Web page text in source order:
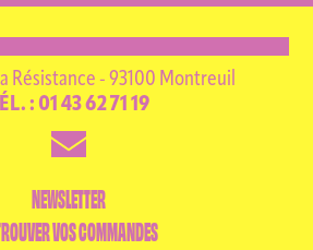
Résistance - 93100 Montreuil
: 01 43 62 71 19
NEWSLETTER
VOS COMMANDES